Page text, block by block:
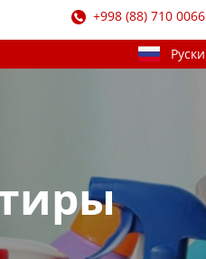
​+998 (88) 710 0066